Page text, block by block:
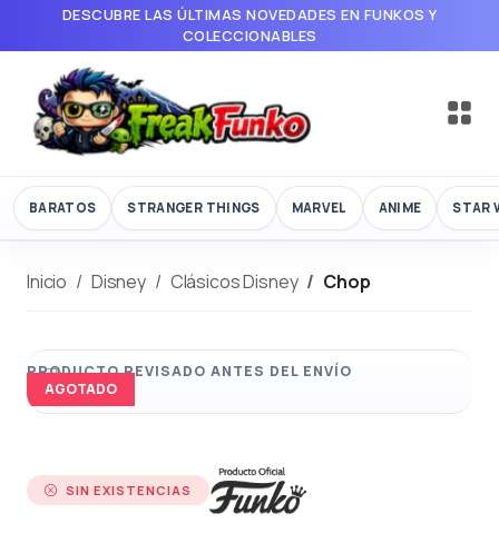
DESCUBRE LAS ÚLTIMAS NOVEDADES EN FUNKOS Y
COLECCIONABLES
BARATOS STRANGER THINGS MARVEL ANIME STAR
Inicio Disney Clásicos Disney Chop
AGOTADO
SIN EXISTENCIAS